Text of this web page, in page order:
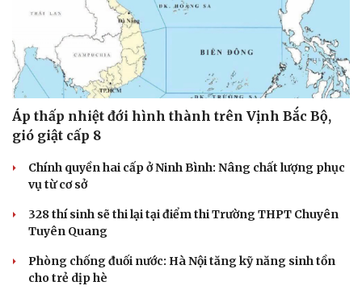
Áp thấp nhiệt đới hình thành trên Vịnh Bắc Bộ,
gió giật cấp 8
Chính quyền hai cấp ở Ninh Bình: Nâng chất lượng phục
vụ từ cơ sở
328 thí sinh sẽ thi lại tại điểm thi Trường THPT Chuyên
Tuyên Quang
Phòng chống đuối nước: Hà Nội tăng kỹ năng sinh tồn
cho trẻ dịp hè